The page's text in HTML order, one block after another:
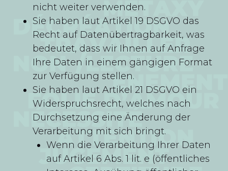
nicht weiter verwenden.
Sie haben laut Artikel 19 DSGVO das
Recht auf Datenübertragbarkeit, was
bedeutet, dass wir Ihnen auf Anfrage
Ihre Daten in einem gängigen Format
zur Verfügung stellen.
Sie haben laut Artikel 21 DSGVO ein
Widerspruchsrecht, welches nach
Durchsetzung eine Änderung der
Verarbeitung mit sich bringt.
Wenn die Verarbeitung Ihrer Daten
auf Artikel 6 Abs. 1 lit. e (öffentliches